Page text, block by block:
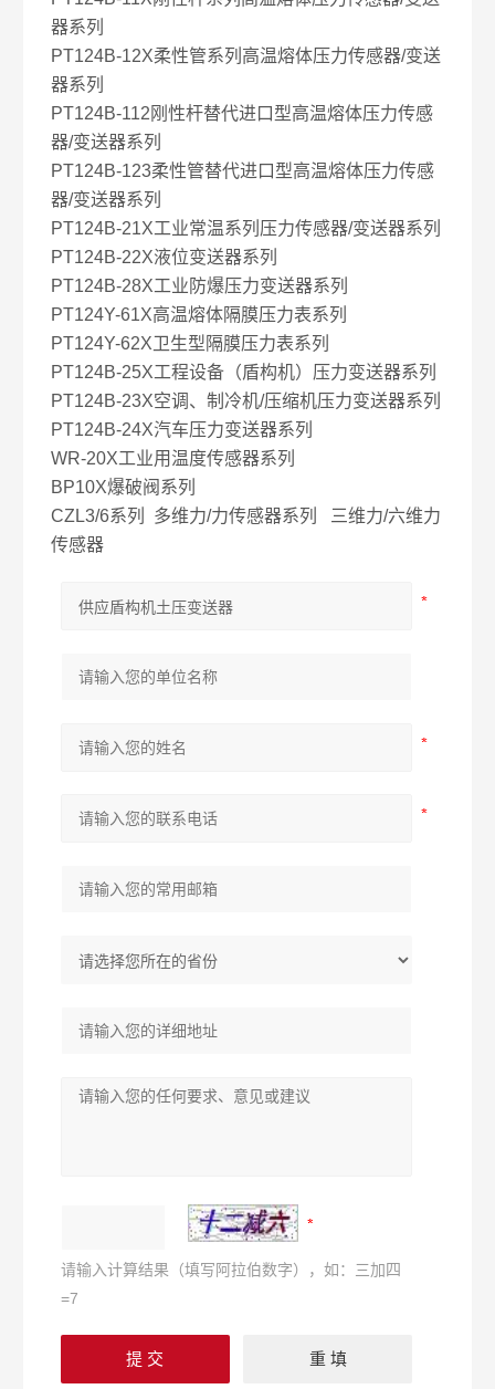
器系列
PT124B-12X柔性管系列高温熔体压力传感器/变送
器系列
PT124B-112刚性杆替代进口型高温熔体压力传感
器/变送器系列
PT124B-123柔性管替代进口型高温熔体压力传感
器/变送器系列
PT124B-21X工业常温系列压力传感器/变送器系列
PT124B-22X液位变送器系列
PT124B-28X工业防爆压力变送器系列
PT124Y-61X高温熔体隔膜压力表系列
PT124Y-62X卫生型隔膜压力表系列
PT124B-25X工程设备（盾构机）压力变送器系列
PT124B-23X空调、制冷机/压缩机压力变送器系列
PT124B-24X汽车压力变送器系列
WR-20X工业用温度传感器系列
BP10X爆破阀系列
CZL3/6系列 多维力/力传感器系列 三维力/六维力
传感器
请输入计算结果（填写阿拉伯数字），如：三加四
=7